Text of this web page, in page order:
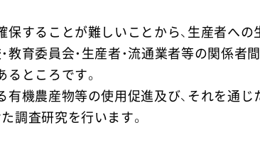
保することが難しいことから、生産者への
育委員会・生産者・流通業者等の関係者
ところです。
有機農産物等の使用促進及び、それを通
調査研究を行います。